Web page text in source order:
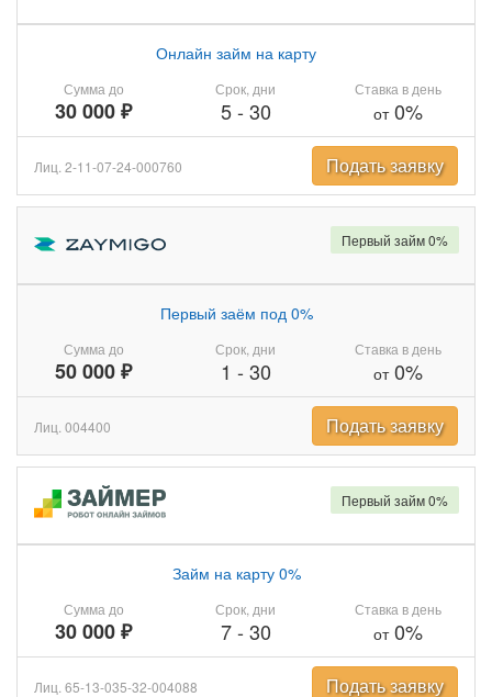
Сумма до
30 000 ₽
Онлайн займ на карту
Срок, дни
5- 30
Ставка в день
от0%
Лиц. 2-11-07-24-000760 Подать заявку
Сумма до
50 000 ₽
Первый заём под 0%
Срок, дни
1 - 30
Ставка в день
от0%
Первый займ 0%
Лиц. 004400 Подать заявку
Сумма до
30 000 ₽
Займ на карту 0%
Срок, дни
7- 30
Ставка в день
от0%
Первый займ 0%
Лиц. 65-13-035-32-004088 Подать заявку